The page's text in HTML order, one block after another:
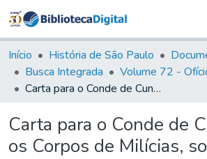
&
Coleções
Tudo na
Biblioteca
Estatísticas
Início História de São Paulo
Busca Integrada
Carta para o Conde de Cunha sobre os Corpos de Milícias, soldos
Carta para o Conde de
os Corpos de Milícias,